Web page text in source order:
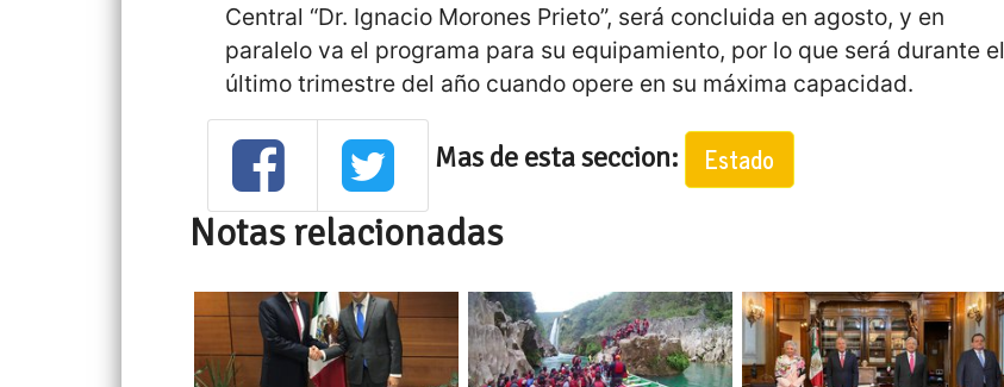
Central “Dr. Ignacio Morones Prieto”, será concluida en agosto, y en
paralelo va el programa para su equipamiento, por lo que será durante el
último trimestre del año cuando opere en su máxima capacidad.
Mas de esta seccion: Estado
Notas relacionadas